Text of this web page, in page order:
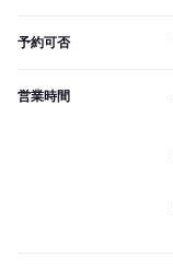
予約可否
営業時間